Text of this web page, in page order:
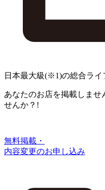
日本最大級(※1)の総合ライ
あなたのお店を掲載しませ
せんか？!
無料掲載・
内容変更のお申し込み